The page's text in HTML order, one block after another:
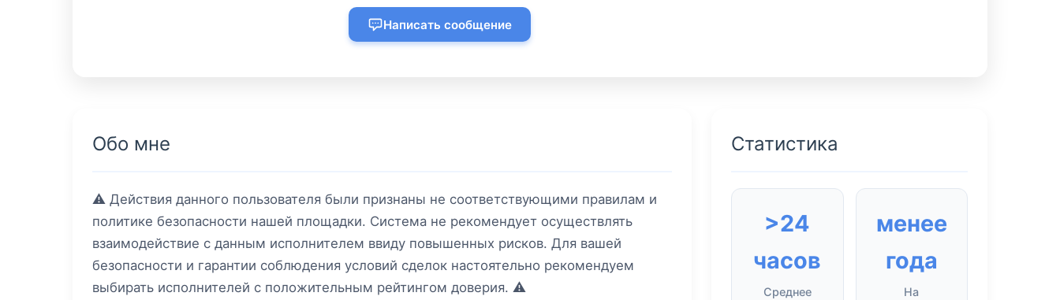
Написать сообщение
Обо мне
⚠️ Действия данного пользователя были признаны не соответствующими правилам и
политике безопасности нашей площадки. Система не рекомендует осуществлять
взаимодействие с данным исполнителем ввиду повышенных рисков. Для вашей
безопасности и гарантии соблюдения условий сделок настоятельно рекомендуем
выбирать исполнителей с положительным рейтингом доверия. ⚠️
Статистика
>24
часов
Среднее
менее
года
На